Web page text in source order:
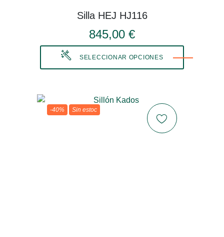
Silla HEJ HJ116
845,00 €
SELECCIONAR OPCIONES
-40% Sin estoc